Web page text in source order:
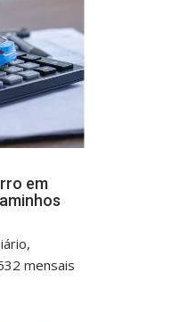
em
mensais